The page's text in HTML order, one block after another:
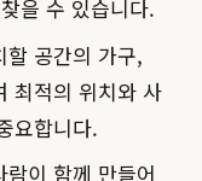
을 수 있습니다.
할 공간의 가구,
최적의 위치와 사
요합니다.
람이 함께 만들어